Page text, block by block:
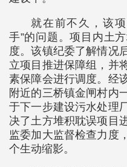
就在前不久，该
手”的问题。项目内土
度。该镇纪委了解情况
立项目推进保障组，并
素保障会进行调度。经
附近的三桥镇金闸村内
于下一步建设污水处理
决了土方堆积耽误项目
监委加大监督检查力度
个生动缩影。